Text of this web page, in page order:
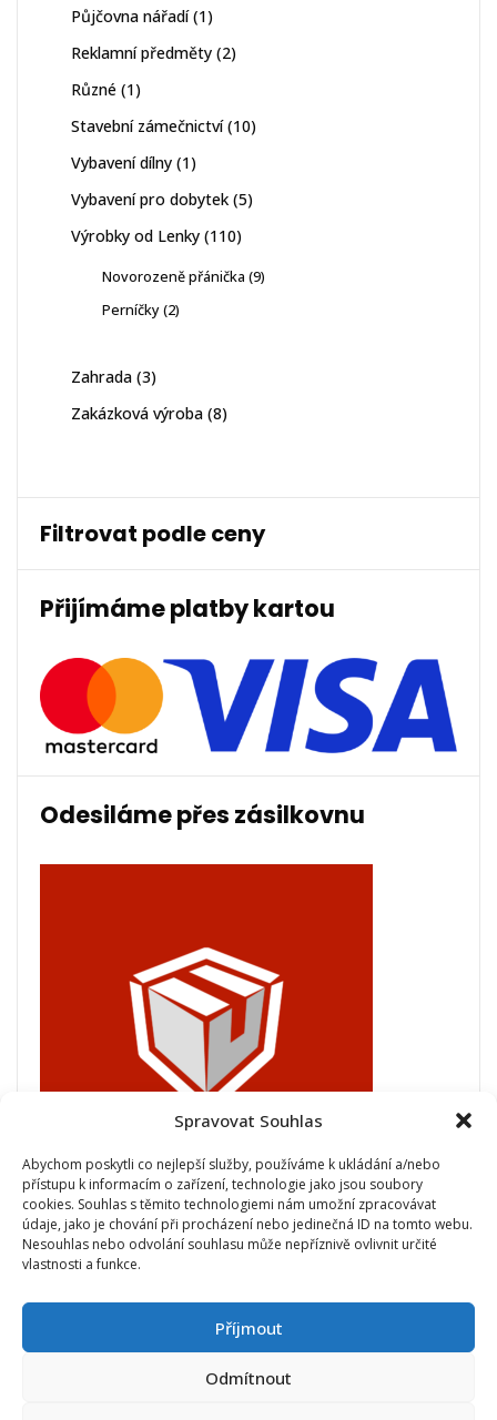
Spravovat Souhlas
Abychom poskytli co nejlepší služby, používáme k ukládání a/nebo
přístupu k informacím o zařízení, technologie jako jsou soubory
cookies. Souhlas s těmito technologiemi nám umožní zpracovávat
údaje, jako je chování při procházení nebo jedinečná ID na tomto webu.
Nesouhlas nebo odvolání souhlasu může nepříznivě ovlivnit určité
vlastnosti a funkce.
Příjmout
Odmítnout
Půjčovna nářadí 11
Reklamní předměty 22
Různé 11
Stavební zámečnictví 1010
Vybavení dílny 11
Vybavení pro dobytek 55
Výrobky od Lenky 110110
Novorozeně přánička 99
Perníčky 22
Zahrada 33
Zakázková výroba 88
Filtrovat podle ceny
Přijímáme platby kartou
Odesiláme přes zásilkovnu
Ochrana osobních údajů/obchodní podmínky
Oficiální web firmy zámečníctví Fiala Copyright ©